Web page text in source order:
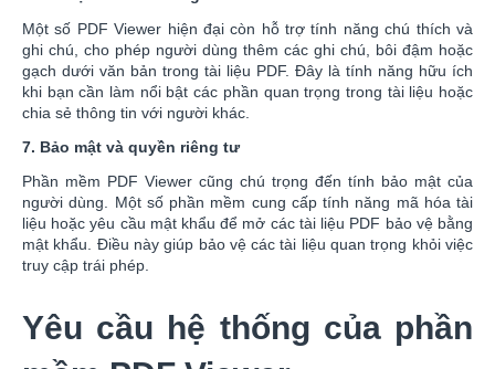
Một số PDF Viewer hiện đại còn hỗ trợ tính năng chú thích và
ghi chú, cho phép người dùng thêm các ghi chú, bôi đậm hoặc
gạch dưới văn bản trong tài liệu PDF. Đây là tính năng hữu ích
khi bạn cần làm nổi bật các phần quan trọng trong tài liệu hoặc
chia sẻ thông tin với người khác.
7. Bảo mật và quyền riêng tư
Phần mềm PDF Viewer cũng chú trọng đến tính bảo mật của
người dùng. Một số phần mềm cung cấp tính năng mã hóa tài
liệu hoặc yêu cầu mật khẩu để mở các tài liệu PDF bảo vệ bằng
mật khẩu. Điều này giúp bảo vệ các tài liệu quan trọng khỏi việc
truy cập trái phép.
Yêu cầu hệ thống của phần